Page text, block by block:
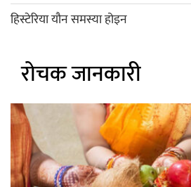
हिस्टेरिया यौन समस्या होइन
रोचक जानकारी